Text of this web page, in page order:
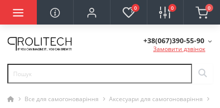
0 0 0
+38(067)390-55-90
Замовити дзвінок
Все для самогоноваріння Аксесуари для самогоноваріння